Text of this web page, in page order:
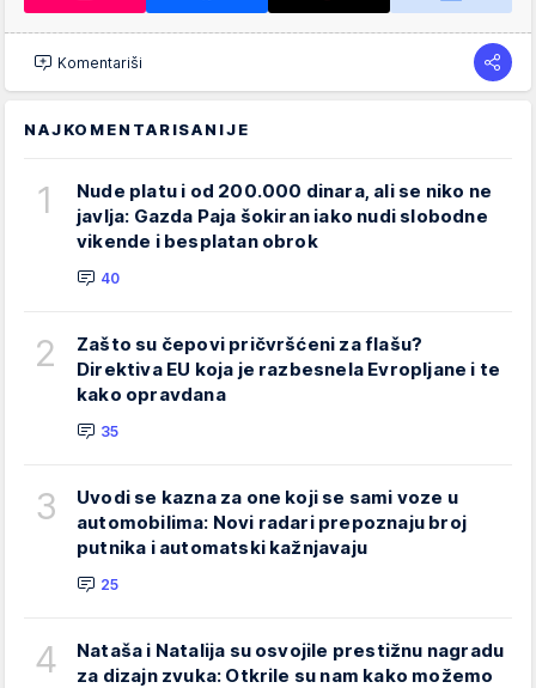
Komentariši
NAJKOMENTARISANIJE
1
Nude platu i od 200.000 dinara, ali se niko ne
javlja: Gazda Paja šokiran iako nudi slobodne
vikende i besplatan obrok
40
2
Zašto su čepovi pričvršćeni za flašu?
Direktiva EU koja je razbesnela Evropljane i te
kako opravdana
35
3
Uvodi se kazna za one koji se sami voze u
automobilima: Novi radari prepoznaju broj
putnika i automatski kažnjavaju
25
4
Nataša i Natalija su osvojile prestižnu nagradu
za dizajn zvuka: Otkrile su nam kako možemo